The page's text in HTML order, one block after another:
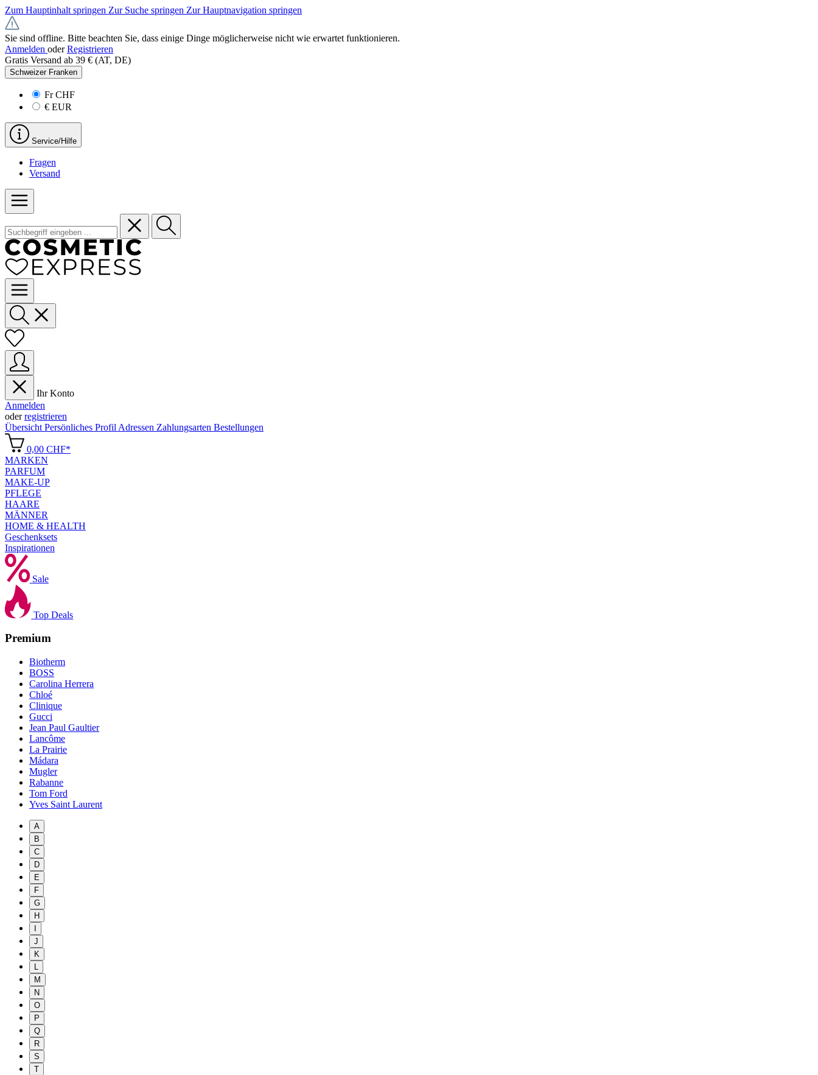
Zum Hauptinhalt springen Zur Suche springen Zur Hauptnavigation springen
Sie sind offline. Bitte beachten Sie, dass einige Dinge möglicherweise nicht wie erwartet funktionieren.
Anmelden oder Registrieren
Gratis Versand ab 39 € (AT, DE)
Schweizer Franken
FrCHF
€ EUR
Service/Hilfe
Fragen
Versand
Ihr Konto
Anmelden
oderregistrieren
Übersicht Persönliches Profil Adressen Zahlungsarten Bestellungen
0,00 CHF*
MARKEN
PARFUM
MAKE-UP
PFLEGE
HAARE
MÄNNER
HOME & HEALTH
Geschenksets
Inspirationen
Sale
Top Deals
Premium
Biotherm
BOSS
Carolina Herrera
Chloé
Clinique
Gucci
Jean Paul Gaultier
Lancôme
La Prairie
Mádara
Mugler
Rabanne
Tom Ford
Yves Saint Laurent
A
B
C
D
E
F
G
H
J
K
L
M
N
O
P
Q
R
S
T